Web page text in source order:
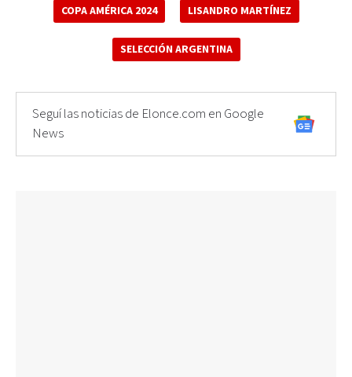
COPA AMÉRICA 2024 LISANDRO MARTÍNEZ
SELECCIÓN ARGENTINA
Seguí las noticias de Elonce.com en Google
News